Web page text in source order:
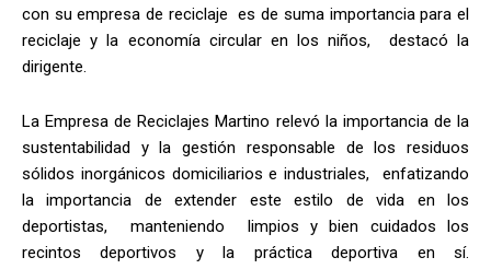
con su empresa de reciclaje es de suma importancia para el
reciclaje y la economía circular en los niños, destacó la
dirigente.
La Empresa de Reciclajes Martino relevó la importancia de la
sustentabilidad y la gestión responsable de los residuos
sólidos inorgánicos domiciliarios e industriales, enfatizando
la importancia de extender este estilo de vida en los
deportistas, manteniendo limpios y bien cuidados los
recintos deportivos y la práctica deportiva en sí.